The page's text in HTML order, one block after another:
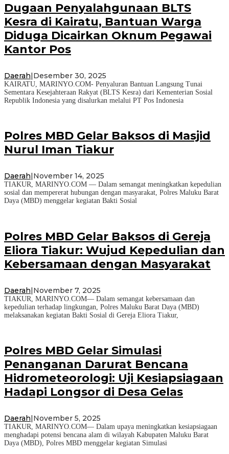
Dugaan Penyalahgunaan BLTS
Kesra di Kairatu, Bantuan Warga
Diduga Dicairkan Oknum Pegawai
Kantor Pos
Daerah|Desember 30, 2025
KAIRATU, MARINYO.COM- Penyaluran Bantuan Langsung Tunai
Sementara Kesejahteraan Rakyat (BLTS Kesra) dari Kementerian Sosial
Republik Indonesia yang disalurkan melalui PT Pos Indonesia
Polres MBD Gelar Baksos di Masjid
Nurul Iman Tiakur
Daerah November 14, 2025
TIAKUR, MARINYO.COM — Dalam semangat meningkatkan kepedulian
sosial dan mempererat hubungan dengan masyarakat, Polres Maluku Barat
Daya (MBD) menggelar kegiatan Bakti Sosial
Polres MBD Gelar Baksos di Gereja
Eliora Tiakur: Wujud Kepedulian dan
Kebersamaan dengan Masyarakat
Daerah|November 7, 2025
TIAKUR, MARINYO.COM— Dalam semangat kebersamaan dan
kepedulian terhadap lingkungan, Polres Maluku Barat Daya (MBD)
melaksanakan kegiatan Bakti Sosial di Gereja Eliora Tiakur,
Polres MBD Gelar Simulasi
Penanganan Darurat Bencana
Hidrometeorologi: Uji Kesiapsiagaan
Hadapi Longsor di Desa Gelas
Daerah November 5, 2025
TIAKUR, MARINYO.COM— Dalam upaya meningkatkan kesiapsiagaan
menghadapi potensi bencana alam di wilayah Kabupaten Maluku Barat
Daya (MBD), Polres MBD menggelar kegiatan Simulasi